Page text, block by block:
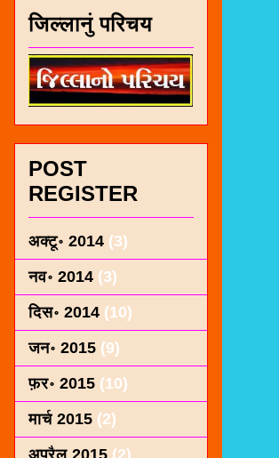
जिल्लानुं परिचय
POST
REGISTER
अक्टू॰ 2014 (3)
नव॰ 2014 (3)
दिस॰ 2014 (10)
जन॰ 2015 (9)
फ़र॰ 2015 (10)
मार्च 2015 (2)